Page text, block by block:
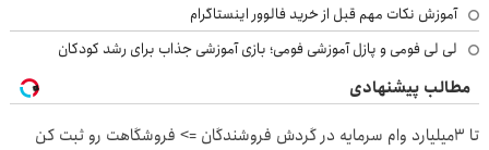
آموزش نکات مهم قبل از خرید فالوور اینستاگرام
لی لی فومی و پازل آموزشی فومی؛ بازی آموزشی جذاب برای رشد کودکان
مطالب پیشنهادی
تا 3میلیارد وام سرمایه در گردش فروشندگان => فروشگاهت رو ثبت کن